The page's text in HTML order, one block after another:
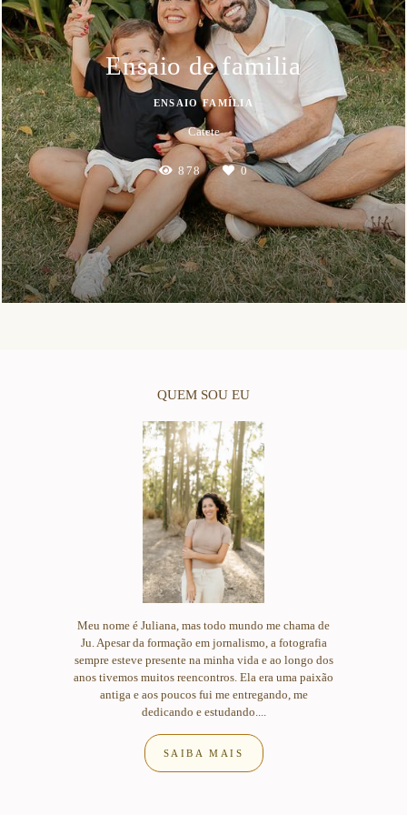
Ensaio de familia
ENSAIO FAMÍLIA
Catete
878 0
QUEM SOU EU
Meu nome é Juliana, mas todo mundo me chama de
Ju. Apesar da formação em jornalismo, a fotografia
sempre esteve presente na minha vida e ao longo dos
anos tivemos muitos reencontros. Ela era uma paixão
antiga e aos poucos fui me entregando, me
dedicando e estudando....
SAIBA MAIS